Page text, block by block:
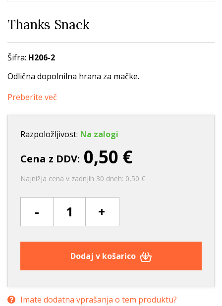
Thanks Snack
Šifra: H206-2
Odlična dopolnilna hrana za mačke.
Preberite več
Razpoložljivost: Na zalogi
Cena z DDV: 0,50 €
Najnižja cena v zadnjih 30 dneh: 0,50 €
- +
Dodaj v košarico
Imate dodatna vprašanja o tem produktu?